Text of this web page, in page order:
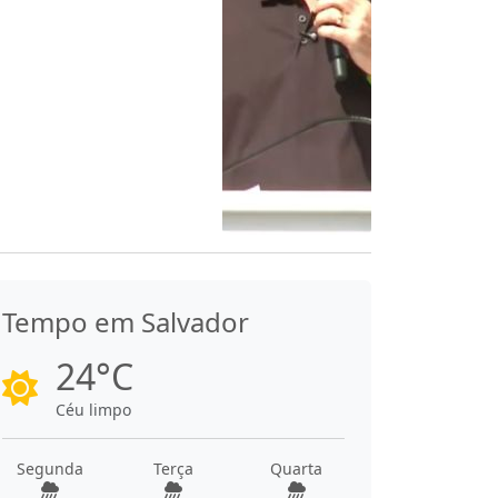
Tempo em Salvador
24°C
Céu limpo
Segunda Terça Quarta